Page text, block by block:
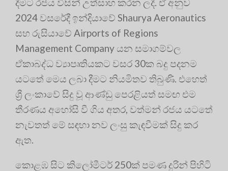
2024 වසරේදී ඉන්දියාවේ Shaurya Aeronautics
සහ රුසියාවේ Airports of Regions
Management Company යන සමාගම්වල
ඒකාබද්ධ ව්‍යාපෘතියකට වසර 30ක බදු පදනම
යටතේ මෙය ලබා දීමට නියමිතව තිබුණි. එහෙත්
ශ්‍රී ලංකාවේ සිදු වූ ආණ්ඩු පෙරළියත් සමඟ එම
තීරණය අහෝසි වී ගිය අතර, වත්මන් රජය යටතේ
නැවතත් මේ සඳහා නව ලංසු කැඳවීමක් සිදු කර
ඇත.
කොළඹ සිට කිලෝමීටර් 250ක් පමණ දුරින් පිහිටි